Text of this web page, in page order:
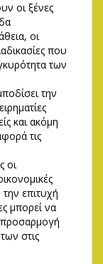
οι ξένες
οι
που
των
την
και ακόμη
τις
οι
επιτυχή
μπορεί να
προσαρμογή
στις